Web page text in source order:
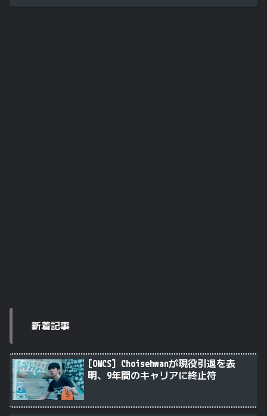
新着記事
[OWCS] Choisehwanが現役引退を表
明、9年間のキャリアに終止符